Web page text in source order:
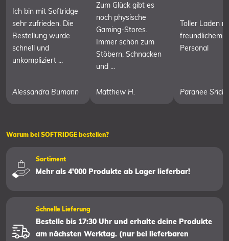
Ich bin mit Softridge
sehr zufrieden. Die
Bestellung wurde
schnell und
unkompliziert ...
Alessandra Bumann
Zum Glück gibt es
noch physische
Gaming-Stores.
Immer schön zum
Stöbern, Schnacken
und ...
Matthew H.
Toller Laden
freundlichem
Personal
Paranee
Warum bei SOFTRIDGE bestellen?
Sortiment
Mehr als 4'000 Produkte ab Lager lieferbar!
Schnelle Lieferung
Bestelle bis 17:30 Uhr und erhalte deine Produkte
am nächsten Werktag. (nur bei lieferbaren